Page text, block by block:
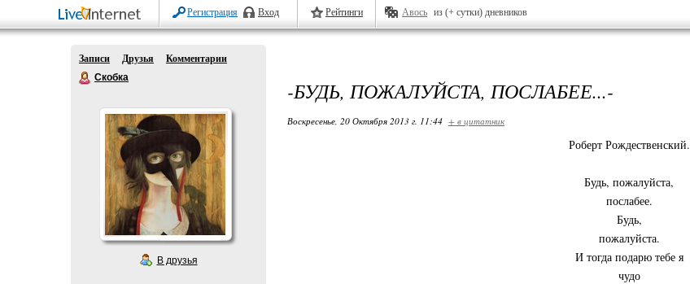
Регистрация Вход Рейтинги Авось из (+ сутки) дневников
Записи Друзья
Комментарии
Скобка
В друзья
-БУДЬ, ПОЖАЛУЙСТА, ПОСЛАБЕЕ...-
Воскресенье, 20 Октября 2013 г. 11:44 + в цитатник
Роберт Рождественский.
Будь, пожалуйста,
послабее.
Будь,
пожалуйста.
И тогда подарю тебе я
чудо